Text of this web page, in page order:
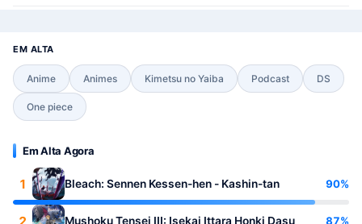
EM ALTA
Anime Animes Kimetsu no Yaiba Podcast DS
One piece
Em Alta Agora
1 Bleach: Sennen Kessen-hen - Kashin-tan 90%
2 Mushoku Tensei III: Isekai Ittara Honki Dasu 87%